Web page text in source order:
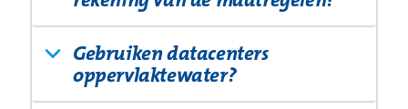
Gebruiken datacenters
oppervlaktewater?